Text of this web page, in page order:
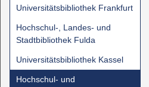
Universitätsbibliothek Frankfurt
Hochschul-, Landes- und
Stadtbibliothek Fulda
Universitätsbibliothek Kassel
Hochschul- und